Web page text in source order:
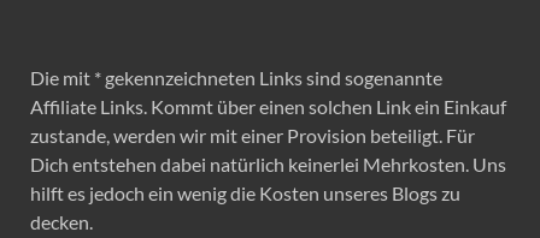
Die mit * gekennzeichneten Links sind sogenannte
Affiliate Links. Kommt über einen solchen Link ein Einkauf
zustande, werden wir mit einer Provision beteiligt. Für
Dich entstehen dabei natürlich keinerlei Mehrkosten. Uns
hilft es jedoch ein wenig die Kosten unseres Blogs zu
decken.